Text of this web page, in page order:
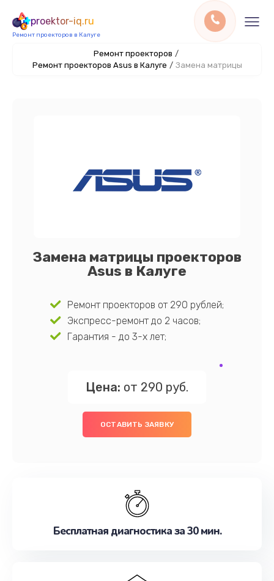
proektor-iq.ru
Ремонт проекторов в Калуге
Ремонт проекторов /
Ремонт проекторов Asus в Калуге / Замена матрицы
Замена матрицы проекторов
Asus в Калуге
Ремонт проекторов от 290 рублей;
Экспресс-ремонт до 2 часов;
Гарантия - до 3-х лет;
Цена: от 290 руб.
ОСТАВИТЬ ЗАЯВКУ
Бесплатная диагностика за 30 мин.